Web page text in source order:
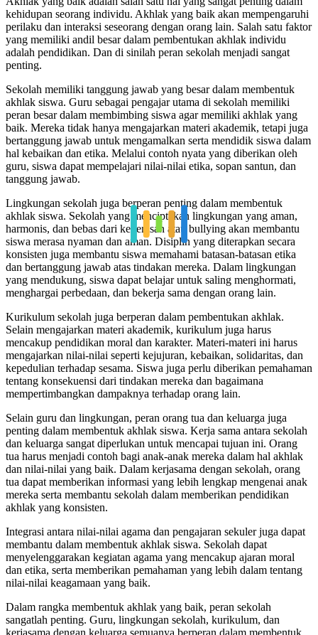
kehidupan seorang individu. Akhlak yang baik akan mempengaruhi
perilaku dan interaksi seseorang dengan orang lain. Salah satu faktor
yang memiliki andil besar dalam pembentukan akhlak individu
adalah pendidikan. Dan di sinilah peran sekolah menjadi sangat
penting.
Sekolah memiliki tanggung jawab yang besar dalam membentuk
akhlak siswa. Guru sebagai pengajar utama di sekolah memiliki
peran besar dalam membimbing siswa agar memiliki akhlak yang
baik. Mereka tidak hanya mengajarkan materi akademik, tetapi juga
bertanggung jawab untuk mengamalkan serta mendidik siswa dalam
hal kebaikan dan etika. Melalui contoh nyata yang diberikan oleh
guru, siswa dapat mempelajari nilai-nilai etika, sopan santun, dan
tanggung jawab.
Lingkungan sekolah juga berperan penting dalam membentuk
akhlak siswa. Sekolah yang menciptakan lingkungan yang aman,
harmonis, dan bebas dari kekerasan atau bullying akan membantu
siswa merasa nyaman dan aman. Disiplin yang diterapkan secara
konsisten juga membantu siswa memahami batasan-batasan etika
dan bertanggung jawab atas tindakan mereka. Dalam lingkungan
yang mendukung, siswa dapat belajar untuk saling menghormati,
menghargai perbedaan, dan bekerja sama dengan orang lain.
Kurikulum sekolah juga berperan dalam pembentukan akhlak.
Selain mengajarkan materi akademik, kurikulum juga harus
mencakup pendidikan moral dan karakter. Materi-materi ini harus
mengajarkan nilai-nilai seperti kejujuran, kebaikan, solidaritas, dan
kepedulian terhadap sesama. Siswa juga perlu diberikan pemahaman
tentang konsekuensi dari tindakan mereka dan bagaimana
mempertimbangkan dampaknya terhadap orang lain.
Selain guru dan lingkungan, peran orang tua dan keluarga juga
penting dalam membentuk akhlak siswa. Kerja sama antara sekolah
dan keluarga sangat diperlukan untuk mencapai tujuan ini. Orang
tua harus menjadi contoh bagi anak-anak mereka dalam hal akhlak
dan nilai-nilai yang baik. Dalam kerjasama dengan sekolah, orang
tua dapat memberikan informasi yang lebih lengkap mengenai anak
mereka serta membantu sekolah dalam memberikan pendidikan
akhlak yang konsisten.
Integrasi antara nilai-nilai agama dan pengajaran sekuler juga dapat
membantu dalam membentuk akhlak siswa. Sekolah dapat
menyelenggarakan kegiatan agama yang mencakup ajaran moral
dan etika, serta memberikan pemahaman yang lebih dalam tentang
nilai-nilai keagamaan yang baik.
Dalam rangka membentuk akhlak yang baik, peran sekolah
sangatlah penting. Guru, lingkungan sekolah, kurikulum, dan